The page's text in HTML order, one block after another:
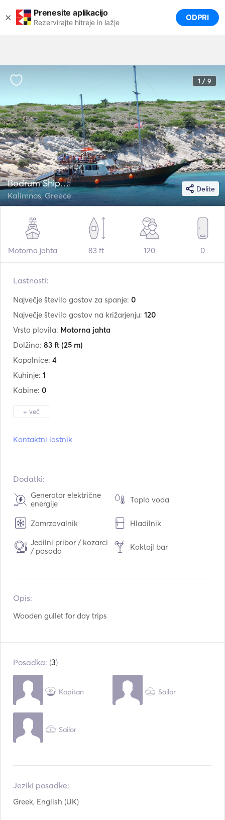
× Prenesite aplikacijo
Rezervirajte hitreje in lažje ODPRI
1 / 9
Delite
Bodrum Shipyard 83
Kalimnos, Greece
Motorna jahta 83 ft 120 0
Lastnosti:
Največje število gostov za spanje: 0
Največje število gostov na križarjenju: 120
Vrsta plovila: Motorna jahta
Dolžina: 83 ft (25 m)
Kopalnice: 4
Kuhinje: 1
Kabine: 0
+ več
Prenova v:
Motorji:2 x 280hp
Vrsta goriva:
Poraba:60 L /uro
Zmogljivost vode:
1500
Zmogljivost goriva:
Kontaktni lastnik
Dodatki:
Generator električne
energije
Topla voda
Zamrzovalnik Hladilnik
Jedilni pribor / kozarci
/ posoda
Koktajl bar
Opis:
Wooden gullet for day trips
Posadka: (3)
Kapitan Sailor
Sailor
Jeziki posadke:
Greek, English (UK)